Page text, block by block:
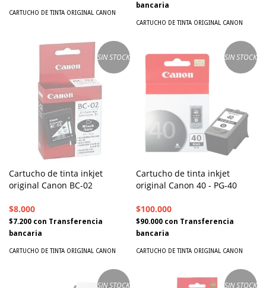
CARTUCHO DE TINTA ORIGINAL CANON
bancaria
CARTUCHO DE TINTA ORIGINAL CANON
SIN STOCK
Cartucho de tinta inkjet
original Canon BC-02
$8.000
$7.200 con Transferencia
bancaria
CARTUCHO DE TINTA ORIGINAL CANON
SIN STOCK
Cartucho de tinta inkjet
original Canon 40 - PG-40
$100.000
$90.000 con Transferencia
bancaria
CARTUCHO DE TINTA ORIGINAL CANON
SIN STOCK SIN STOCK